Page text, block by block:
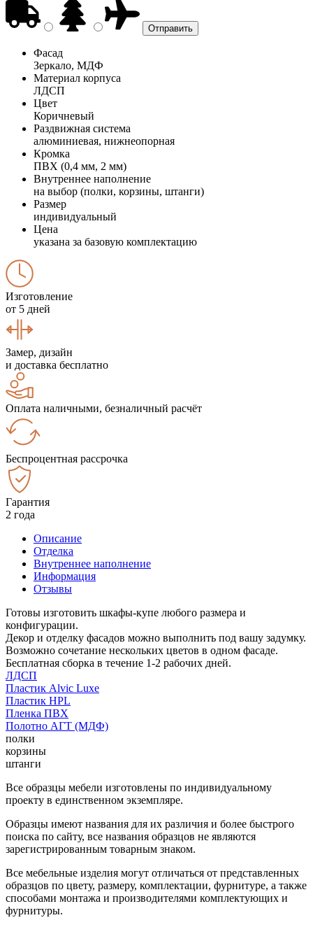
Фасад
Зеркало, МДФ
Материал корпуса
ЛДСП
Цвет
Коричневый
Раздвижная система
алюминиевая, нижнеопорная
Кромка
ПВХ (0,4 мм, 2 мм)
Внутреннее наполнение
на выбор (полки, корзины, штанги)
Размер
индивидуальный
Цена
указана за базовую комплектацию
Изготовление
от 5 дней
Замер, дизайн
и доставка бесплатно
Оплата наличными, безналичный расчёт
Беспроцентная рассрочка
Гарантия
2 года
Описание
Отделка
Внутреннее наполнение
Информация
Отзывы
Готовы изготовить шкафы-купе любого размера и
конфигурации.
Декор и отделку фасадов можно выполнить под вашу задумку.
Возможно сочетание нескольких цветов в одном фасаде.
Бесплатная сборка в течение 1-2 рабочих дней.
ЛДСП
Пластик Alvic Luxe
Пластик HPL
Пленка ПВХ
Полотно АГТ (МДФ)
полки
корзины
штанги
Все образцы мебели изготовлены по индивидуальному
проекту в единственном экземпляре.
Образцы имеют названия для их различия и более быстрого
поиска по сайту, все названия образцов не являются
зарегистрированным товарным знаком.
Все мебельные изделия могут отличаться от представленных
образцов по цвету, размеру, комплектации, фурнитуре, а также
способами монтажа и производителями комплектующих и
фурнитуры.